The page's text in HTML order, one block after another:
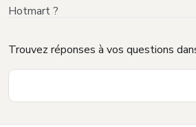
Hotmart ?
Trouvez réponses à vos questions